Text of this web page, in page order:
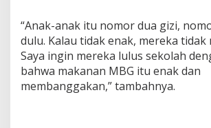
“Anak-anak itu nomor dua gizi,
dulu. Kalau tidak enak, mereka tidak
Saya ingin mereka lulus sekolah
bahwa makanan MBG itu enak dan
membanggakan,” tambahnya.